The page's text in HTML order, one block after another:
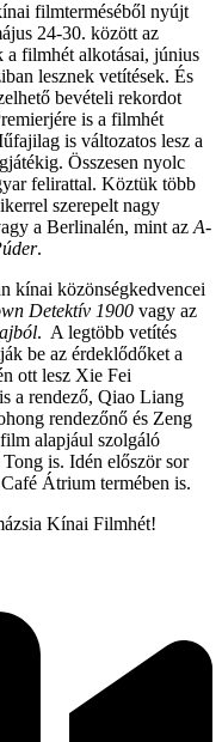
filmterméséből nyújt
24-30. között az
a filmhét alkotásai, június
lesznek vetítések. És
bevételi rekordot
is a filmhét
is változatos lesz a
Összesen nyolc
felirattal. Köztük több
szerepelt nagy
a Berlinalén, mint az A-
.
kínai közönségkedvencei
Detektív 1900 vagy az
. A legtöbb vetítés
be az érdeklődőket a
ott lesz Xie Fei
a rendező, Qiao Liang
rendezőnő és Zeng
alapjául szolgáló
is. Idén először sor
Átrium termében is.
Kínai Filmhét!